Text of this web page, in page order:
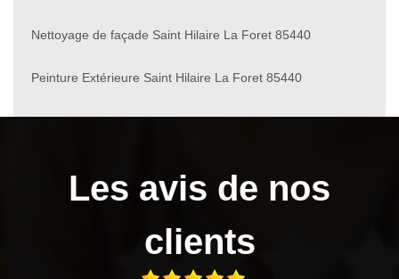
Nettoyage de façade Saint Hilaire La Foret 85440
Peinture Extérieure Saint Hilaire La Foret 85440
Les avis de nos
clients